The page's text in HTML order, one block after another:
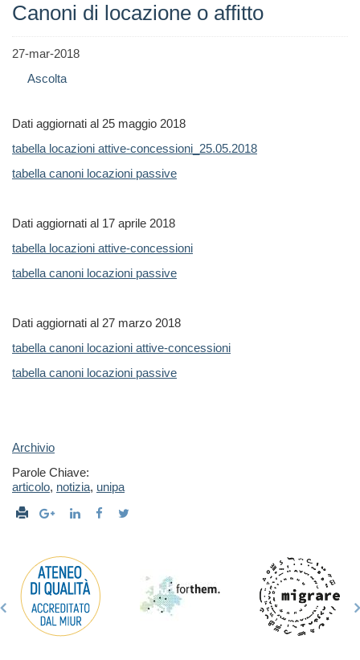
Canoni di locazione o affitto
27-mar-2018
Ascolta
Dati aggiornati al 25 maggio 2018
tabella locazioni attive-concessioni_25.05.2018
tabella canoni locazioni passive
Dati aggiornati al 17 aprile 2018
tabella locazioni attive-concessioni
tabella canoni locazioni passive
Dati aggiornati al 27 marzo 2018
tabella canoni locazioni attive-concessioni
tabella canoni locazioni passive
Archivio
Parole Chiave:
articolo, notizia, unipa